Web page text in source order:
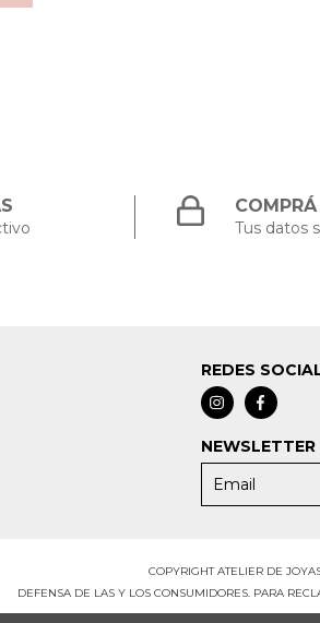
Tus datos
REDES
NEWSLETTER
COPYRIGHT ATELIER DE
DEFENSA DE LAS Y LOS CONSUMIDORES. PARA